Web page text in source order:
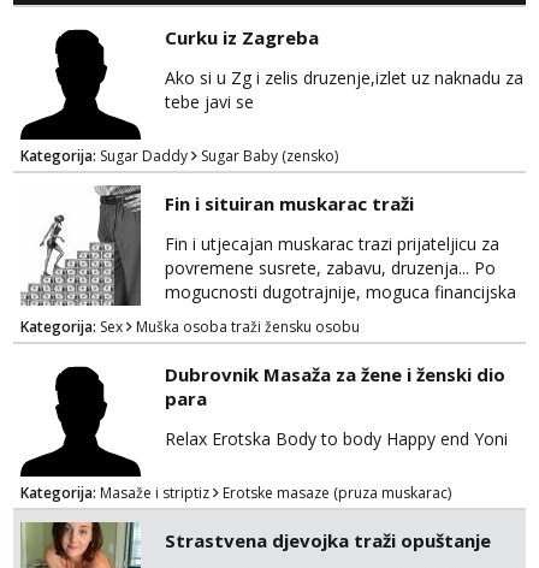
Curku iz Zagreba
Ako si u Zg i zelis druzenje,izlet uz naknadu za
tebe javi se
Kategorija: Sugar Daddy Sugar Baby (zensko)
Fin i situiran muskarac traži
Fin i utjecajan muskarac trazi prijateljicu za
povremene susrete, zabavu, druzenja... Po
mogucnosti dugotrajnije, moguca financijska
potpora!
Kategorija: Sex Muška osoba traži žensku osobu
Dubrovnik Masaža za žene i ženski dio
para
Relax Erotska Body to body Happy end Yoni
Kategorija: Masaže i striptiz Erotske masaze (pruza muskarac)
Strastvena djevojka traži opuštanje